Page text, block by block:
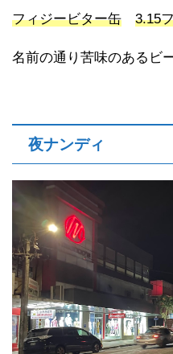
フィジービター缶 3.15
名前の通り苦味のあるビ
夜ナンディ